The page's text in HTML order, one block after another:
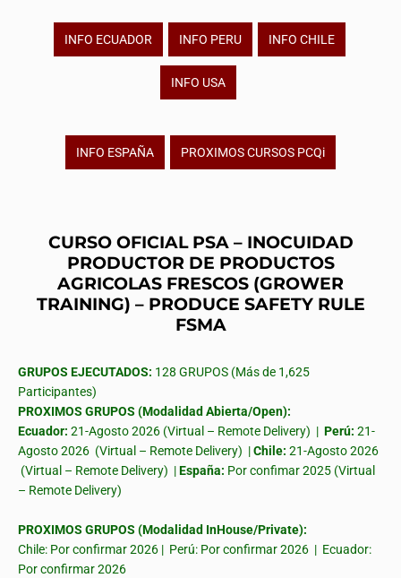
INFO ECUADOR INFO PERU INFO CHILE
INFO USA
INFO ESPAÑA PROXIMOS CURSOS PCQi
CURSO OFICIAL PSA – INOCUIDAD
PRODUCTOR DE PRODUCTOS
AGRICOLAS FRESCOS (GROWER
TRAINING) – PRODUCE SAFETY RULE
FSMA
GRUPOS EJECUTADOS: 128 GRUPOS (Más de 1,625
Participantes)
PROXIMOS GRUPOS (Modalidad Abierta/Open):
Ecuador: 21-Agosto 2026 (Virtual – Remote Delivery) | Perú: 21-
Agosto 2026 (Virtual – Remote Delivery) |Chile: 21-Agosto 2026
(Virtual – Remote Delivery) |España: Por confimar 2025 (Virtual
– Remote Delivery)
PROXIMOS GRUPOS (Modalidad InHouse/Private):
Chile: Por confirmar 2026 | Perú: Por confirmar 2026 | Ecuador:
Por confirmar 2026